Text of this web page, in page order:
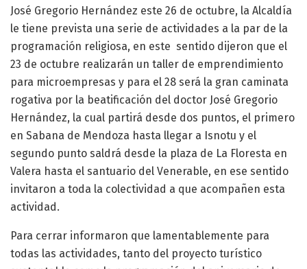
José Gregorio Hernández este 26 de octubre, la Alcaldía
le tiene prevista una serie de actividades a la par de la
programación religiosa, en este sentido dijeron que el
23 de octubre realizarán un taller de emprendimiento
para microempresas y para el 28 será la gran caminata
rogativa por la beatificación del doctor José Gregorio
Hernández, la cual partirá desde dos puntos, el primero
en Sabana de Mendoza hasta llegar a Isnotu y el
segundo punto saldrá desde la plaza de La Floresta en
Valera hasta el santuario del Venerable, en ese sentido
invitaron a toda la colectividad a que acompañen esta
actividad.
Para cerrar informaron que lamentablemente para
todas las actividades, tanto del proyecto turístico